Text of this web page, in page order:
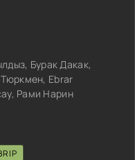
Бурак Дакак,
Ebrar
Рами Нарин